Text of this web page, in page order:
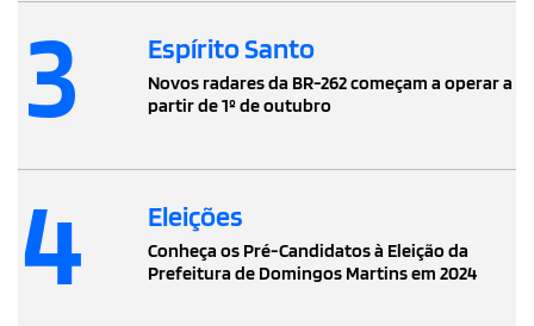
3 Espírito Santo
Novos radares da BR-262 começam a operar a
partir de 1º de outubro
4 Eleições
Conheça os Pré-Candidatos à Eleição da
Prefeitura de Domingos Martins em 2024